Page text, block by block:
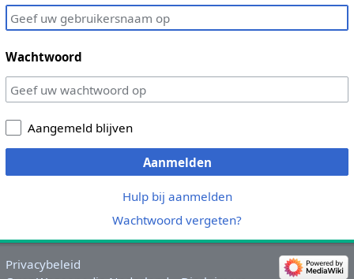
Wachtwoord
Aangemeld blijven
Aanmelden
Hulp bij aanmelden
Wachtwoord vergeten?
Privacybeleid